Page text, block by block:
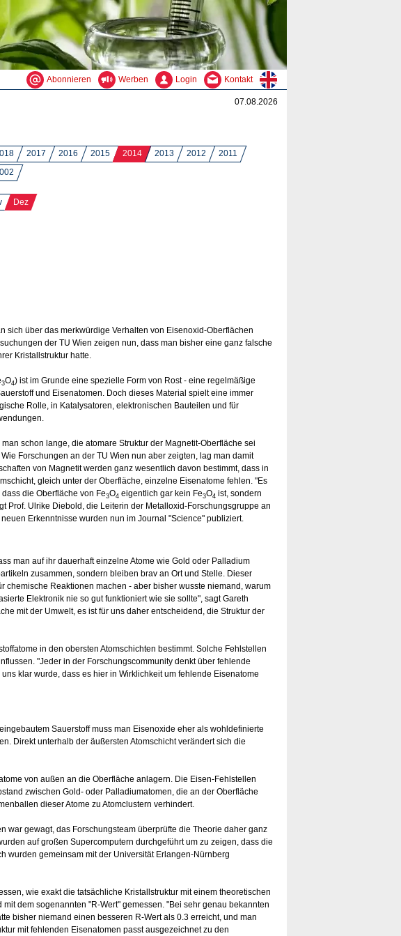
Abonnieren Werben Login Kontakt
07.08.2026
2017 2016 2015 2014 2013 2012
2011
Dez
sich über das merkwürdige Verhalten von Eisenoxid-Oberflächen
der TU Wien zeigen nun, dass man bisher eine ganz falsche
Kristallstruktur hatte.
3O4) ist im Grunde eine spezielle Form von Rost - eine regelmäßige
und Eisenatomen. Doch dieses Material spielt eine immer
Rolle, in Katalysatoren, elektronischen Bauteilen und für
schon lange, die atomare Struktur der Magnetit-Oberfläche sei
Forschungen an der TU Wien nun aber zeigten, lag man damit
von Magnetit werden ganz wesentlich davon bestimmt, dass in
gleich unter der Oberfläche, einzelne Eisenatome fehlen. "Es
die Oberfläche von Fe3O4 eigentlich gar kein Fe3O4 ist, sondern
Prof. Ulrike Diebold, die Leiterin der Metalloxid-Forschungsgruppe an
Erkenntnisse wurden nun im Journal "Science" publiziert.
man auf ihr dauerhaft einzelne Atome wie Gold oder Palladium
zusammen, sondern bleiben brav an Ort und Stelle. Dieser
chemische Reaktionen machen - aber bisher wusste niemand, warum
Elektronik nie so gut funktioniert wie sie sollte", sagt Gareth
mit der Umwelt, es ist für uns daher entscheidend, die Struktur der
in den obersten Atomschichten bestimmt. Solche Fehlstellen
"Jeder in der Forschungscommunity denkt über fehlende
klar wurde, dass es hier in Wirklichkeit um fehlende Eisenatome
Sauerstoff muss man Eisenoxide eher als wohldefinierte
Direkt unterhalb der äußersten Atomschicht verändert sich die
von außen an die Oberfläche anlagern. Die Eisen-Fehlstellen
zwischen Gold- oder Palladiumatomen, die an der Oberfläche
dieser Atome zu Atomclustern verhindert.
war gewagt, das Forschungsteam überprüfte die Theorie daher ganz
auf großen Supercomputern durchgeführt um zu zeigen, dass die
wurden gemeinsam mit der Universität Erlangen-Nürnberg
wie exakt die tatsächliche Kristallstruktur mit einem theoretischen
dem sogenannten "R-Wert" gemessen. "Bei sehr genau bekannten
bisher niemand einen besseren R-Wert als 0.3 erreicht, und man
mit fehlenden Eisenatomen passt ausgezeichnet zu den